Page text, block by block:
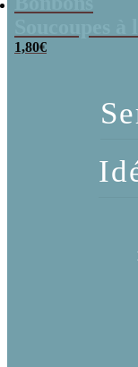
poudre (x20)
1,80€